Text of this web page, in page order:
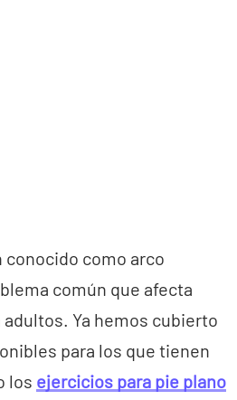
conocido como arco
común que afecta
Ya hemos cubierto
para los que tienen
los ejercicios para pie plano